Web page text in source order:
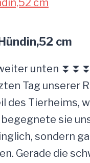
cm
unten
Tag unserer
des Tierheims,
sie
sondern
Gerade die